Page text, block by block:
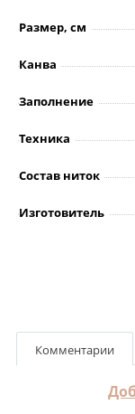
Размер, см
Канва
Заполнение
Техника
Состав ниток
Изготовитель
Комментарии